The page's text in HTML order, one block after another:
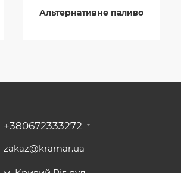
Альтернативне паливо
+380672333272
zakaz@kramar.ua